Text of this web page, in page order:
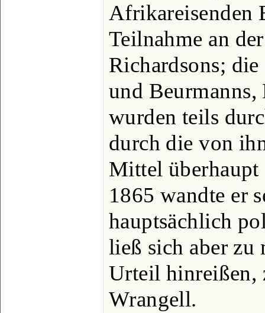
Afrikareisenden
Teilnahme an
Richardsons;
und Beurmanns,
wurden teils
durch die von
Mittel
1865 wandte er
hauptsächlich
ließ sich aber zu
Urteil hinreißen,
Wrangell.